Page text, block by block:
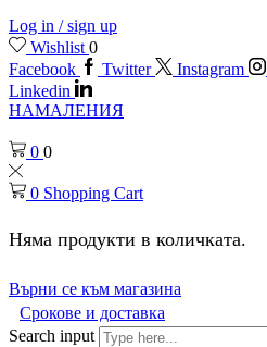
Log in / sign up
Wishlist 0
Facebook
Twitter Instagram
Linkedin
НАМАЛЕНИЯ
0 0
0 Shopping Cart
Няма продукти в количката.
Върни се към магазина
Срокове и доставка
Search input